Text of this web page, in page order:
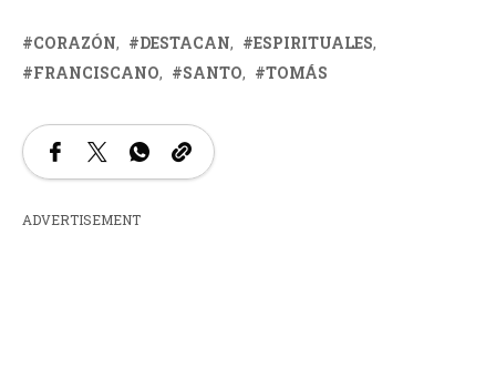
CORAZÓN DESTACAN
ESPIRITUALES
FRANCISCANO
SANTO TOMÁS
ADVERTISEMENT